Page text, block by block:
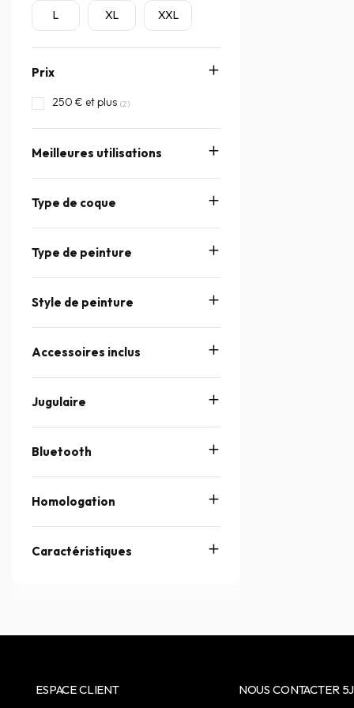
L XL XXL
Prix
250 € et plus (2)
Meilleures utilisations
Type de coque
Type de peinture
Style de peinture
Accessoires inclus
Jugulaire
Bluetooth
Homologation
Caractéristiques
ESPACE CLIENT NOUS CONTACTER